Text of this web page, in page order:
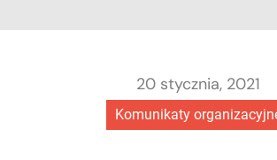
Komunikaty
20 stycznia, 2021